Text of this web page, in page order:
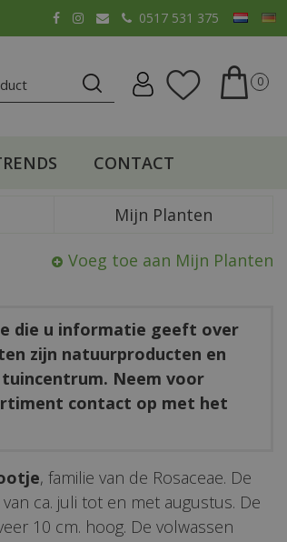
0517 531 375
CONTACT
Mijn Planten
Voeg toe aan Mijn Planten
die u informatie geeft over
zijn natuurproducten en
Neem voor
contact op met het
, familie van de Rosaceae. De
ca. juli tot en met augustus. De
10 cm. hoog. De volwassen